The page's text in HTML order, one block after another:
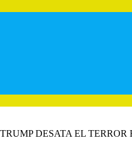
al
TRUMP DESATA EL